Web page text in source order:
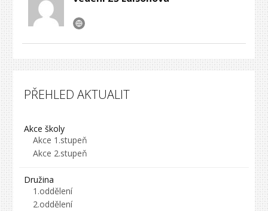
PŘEHLED AKTUALIT
Akce školy
Akce 1.stupeň
Akce 2.stupeň
Družina
1.oddělení
2.oddělení